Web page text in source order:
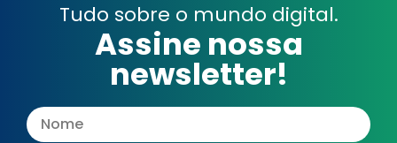
Tudo sobre o mundo digital.
Assine nossa
newsletter!